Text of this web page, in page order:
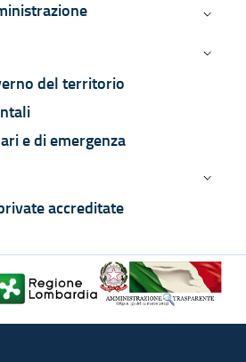
Opere
del territorio
e di emergenza
Altri
accreditate